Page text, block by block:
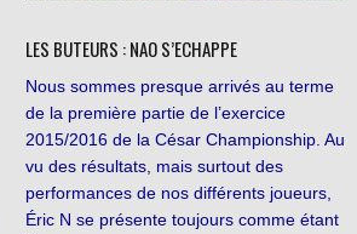
LES BUTEURS : NAO S’ECHAPPE
Nous sommes presque arrivés au terme
de la première partie de l’exercice
2015/2016 de la César Championship. Au
vu des résultats, mais surtout des
performances de nos différents joueurs,
Éric N se présente toujours comme étant